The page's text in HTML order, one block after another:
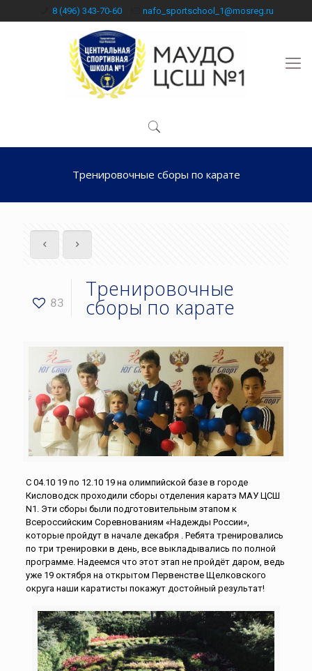
8 (496) 343-70-60 nafo_sportschool_1@mosreg.ru
Тренировочные сборы по карате
83
Тренировочные
сборы по карате
С 04.10 19 по 12.10 19 на олимпийской базе в городе
Кисловодск проходили сборы отделения каратэ МАУ ЦСШ
N1. Эти сборы были подготовительным этапом к
Всероссийским Соревнованиям «Надежды России»,
которые пройдут в начале декабря . Ребята тренировались
по три тренировки в день, все выкладывались по полной
программе. Надеемся что этот этап не пройдёт даром, ведь
уже 19 октября на открытом Первенстве Щелковского
округа наши каратисты покажут достойный результат!